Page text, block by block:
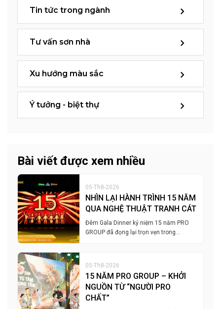
Tin tức trong ngành
Tư vấn sơn nhà
Xu hướng màu sắc
Ý tưởng - biệt thự
Bài viết được xem nhiều
05-Th8-2026
NHÌN LẠI HÀNH TRÌNH 15 NĂM
QUA NGHỆ THUẬT TRANH CÁT
Đêm Gala Dinner kỷ niệm 15 năm PRO
GROUP đã đọng lại trọn vẹn trong…
05-Th8-2026
15 NĂM PRO GROUP – KHỞI
NGUỒN TỪ “NGƯỜI PRO
CHẤT”